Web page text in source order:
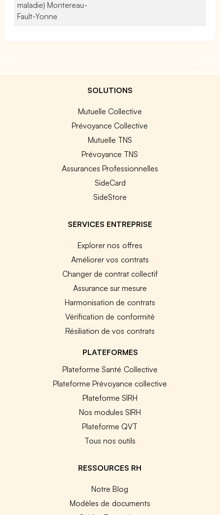
maladie) Montereau-
Fault-Yonne
SOLUTIONS
Mutuelle Collective
Prévoyance Collective
Mutuelle TNS
Prévoyance TNS
Assurances Professionnelles
SideCard
SideStore
SERVICES ENTREPRISE
Explorer nos offres
Améliorer vos contrats
Changer de contrat collectif
Assurance sur mesure
Harmonisation de contrats
Vérification de conformité
Résiliation de vos contrats
PLATEFORMES
Plateforme Santé Collective
Plateforme Prévoyance collective
Plateforme SIRH
Nos modules SIRH
Plateforme QVT
Tous nos outils
RESSOURCES RH
Notre Blog
Modèles de documents